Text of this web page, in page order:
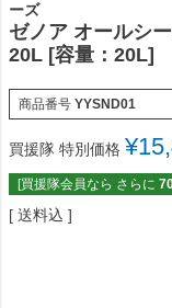
ーズ
ゼノア オールシ
20L [容量：20L]
商品番号 YYSND01
買援隊 特別価格 ¥
[買援隊会員なら さらに
送料込